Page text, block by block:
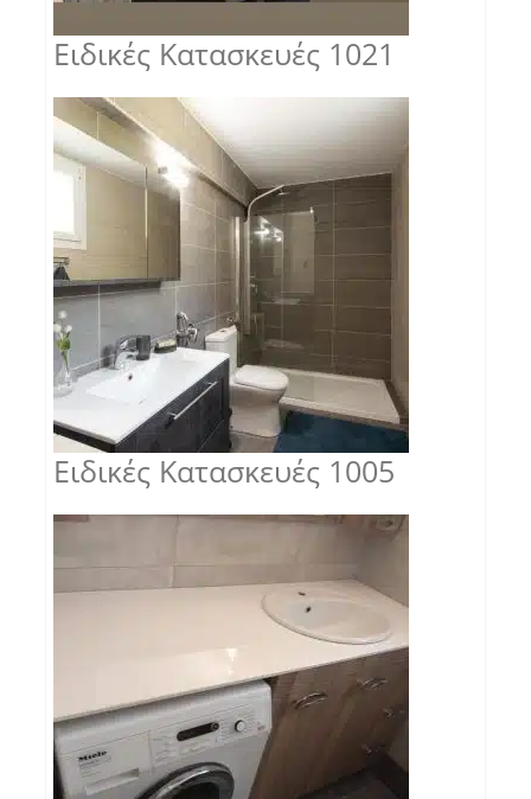
Ειδικές Κατασκευές 1021
Ειδικές Κατασκευές 1005